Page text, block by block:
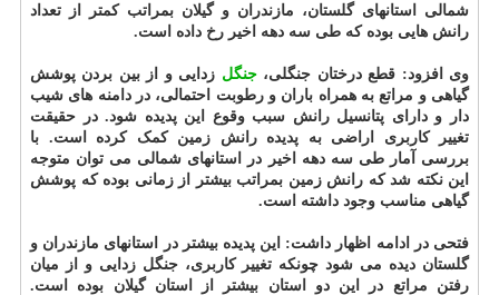
شمالی استانهای گلستان، مازندران و گیلان بمراتب کمتر از تعداد
رانش هایی بوده که طی سه دهه اخیر رخ داده است.
وی افزود: قطع درختان جنگلی،جنگل زدایی و از بین بردن پوشش
گیاهی و مراتع به همراه باران و رطوبت احتمالی، در دامنه های شیب
دار و دارای پتانسیل رانش سبب وقوع این پدیده شود. در حقیقت
تغییر کاربری اراضی به پدیده رانش زمین کمک کرده است. با
بررسی آمار طی سه دهه اخیر در استانهای شمالی می توان متوجه
این نکته شد که رانش زمین بمراتب بیشتر از زمانی بوده که پوشش
گیاهی مناسب وجود داشته است.
فتحی در ادامه اظهار داشت: این پدیده بیشتر در استانهای مازندران و
گلستان دیده می شود چونکه تغییر کاربری، جنگل زدایی و از میان
رفتن مراتع در این دو استان بیشتر از استان گیلان بوده است.